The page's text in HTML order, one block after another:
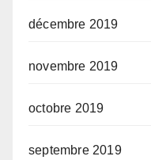
décembre 2019
novembre 2019
octobre 2019
septembre 2019